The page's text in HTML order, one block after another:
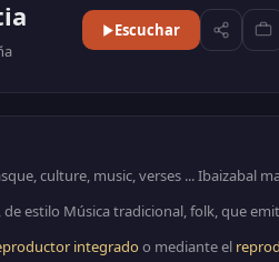
Escuchar
culture, music, verses ... Ibaizabal
estilo Música tradicional, folk, que
integradoo mediante el